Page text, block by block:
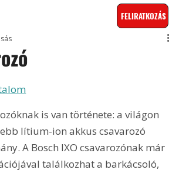
FELIRATKOZÁS
is van története: a világon
lítium-ion akkus csavarozó
A Bosch IXO csavarozónak már
találkozhat a barkácsoló,